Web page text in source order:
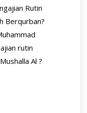
Rutin
Berqurban?
rutin
Al ?